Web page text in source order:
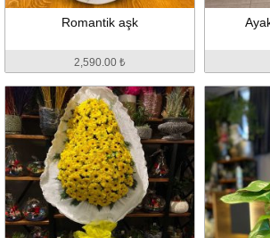
Romantik aşk
2,590.00 ₺